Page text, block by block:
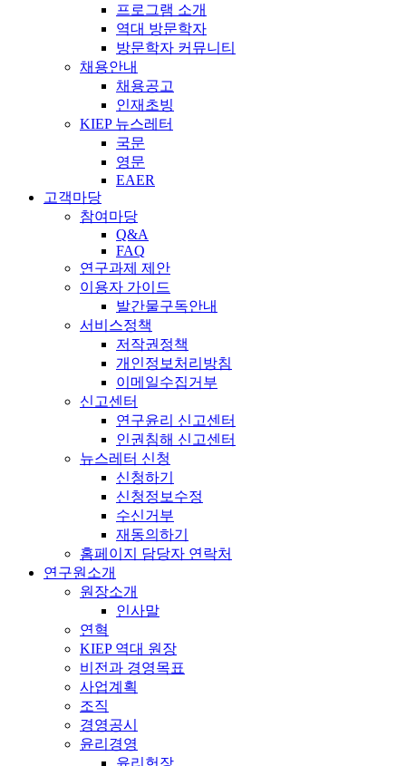
프로그램 소개
역대 방문학자
방문학자 커뮤니티
채용안내
채용공고
인재초빙
KIEP 뉴스레터
국문
영문
EAER
고객마당
참여마당
Q&A
FAQ
연구과제 제안
이용자 가이드
발간물구독안내
서비스정책
저작권정책
개인정보처리방침
이메일수집거부
신고센터
연구윤리 신고센터
인권침해 신고센터
뉴스레터 신청
신청하기
신청정보수정
수신거부
재동의하기
홈페이지 담당자 연락처
연구원소개
원장소개
인사말
연혁
KIEP 역대 원장
비전과 경영목표
사업계획
조직
경영공시
윤리경영
윤리헌장